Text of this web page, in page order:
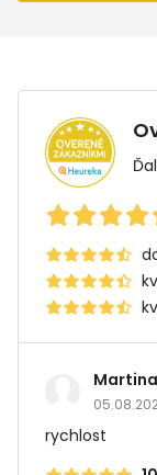
Martina
rychlost